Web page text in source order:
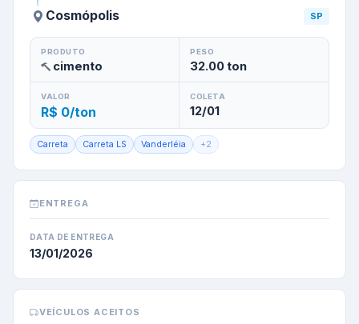
Cosmópolis SP
PRODUTO
cimento
PESO
32.00ton
VALOR
R$ 0/ton
COLETA
12/01
Carreta Carreta LS Vanderléia +2
ENTREGA
DATA DE ENTREGA
13/01/2026
VEÍCULOS ACEITOS